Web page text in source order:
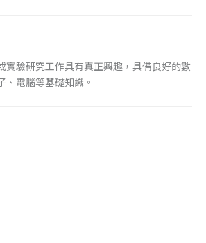
實驗研究工作具有真正興趣，具備良好的數
、電腦等基礎知識。